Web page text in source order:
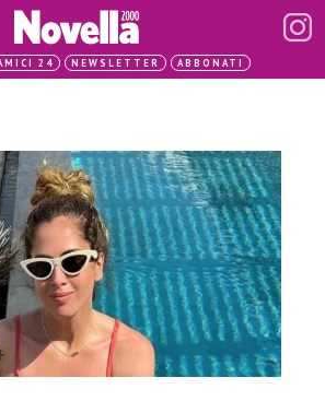
24 NEWSLETTER ABBONATI